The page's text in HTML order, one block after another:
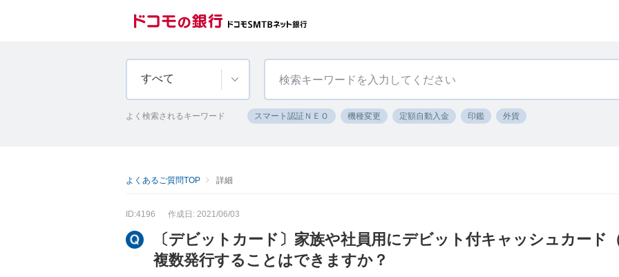
すべて
よく検索されるキーワード スマート認証ＮＥＯ 機種変更 定額自動入金 印鑑 外貨
よくあるご質問TOP 詳細
ID:4196 作成日: 2021/06/03
〔デビットカード〕家族や社員用にデビット付キャッシュカード
複数発行することはできますか？